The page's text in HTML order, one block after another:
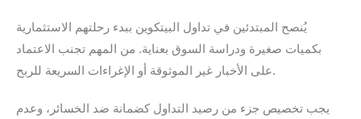
يُنصح المبتدئين في تداول البيتكوين ببدء رحلتهم الاستثمارية
بكميات صغيرة ودراسة السوق بعناية. من المهم تجنب الاعتماد
على الأخبار غير الموثوقة أو الإغراءات السريعة للربح.
يجب تخصيص جزء من رصيد التداول كضمانة ضد الخسائر، وعدم